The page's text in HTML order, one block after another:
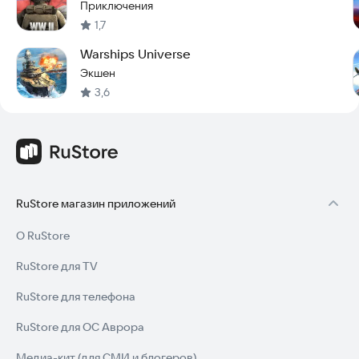
Приключения
1,7
Warships Universe
Экшен
3,6
RuStore магазин приложений
О RuStore
RuStore для TV
RuStore для телефона
RuStore для ОС Аврора